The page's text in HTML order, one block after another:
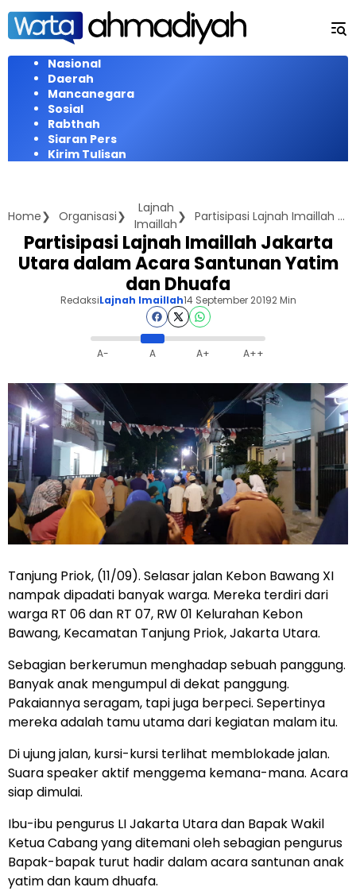
Langsung
konten
Nasional
Daerah
Mancanegara
Sosial
Rabthah
Siaran Pers
Kirim Tulisan
Home Organisasi
Lajnah
Imaillah
Partisipasi Lajnah Imaillah Jakarta Utara dalam Acara Santunan Yatim dan Dhuafa
Partisipasi Lajnah Imaillah Jakarta
Utara dalam Acara Santunan Yatim
dan Dhuafa
RedaksiLajnah Imaillah14 September 20192 Min
A- A A+ A++
Tanjung Priok, (11/09). Selasar jalan Kebon Bawang XI
nampak dipadati banyak warga. Mereka terdiri dari
warga RT 06 dan RT 07, RW 01 Kelurahan Kebon
Bawang, Kecamatan Tanjung Priok, Jakarta Utara.
Sebagian berkerumun menghadap sebuah panggung.
Banyak anak mengumpul di dekat panggung.
Pakaiannya seragam, tapi juga berpeci. Sepertinya
mereka adalah tamu utama dari kegiatan malam itu.
Di ujung jalan, kursi-kursi terlihat memblokade jalan.
Suara speaker aktif menggema kemana-mana. Acara
siap dimulai.
Ibu-ibu pengurus LI Jakarta Utara dan Bapak Wakil
Ketua Cabang yang ditemani oleh sebagian pengurus
Bapak-bapak turut hadir dalam acara santunan anak
yatim dan kaum dhuafa.